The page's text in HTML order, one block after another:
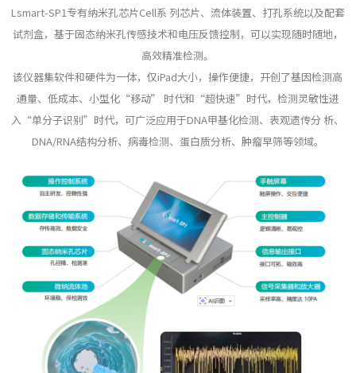
Lsmart-SP1专有纳米孔芯片Cell系 列芯片、流体装置、打孔系统以及配套
试剂盒，基于固态纳米孔传感技术和电压反馈控制，可以实现随时随地，
高效精准检测。
该仪器集软件和硬件为一体，仅iPad大小，操作便捷，开创了基因检测高
通量、低成本、小型化“移动” 时代和“超快速”时代，检测灵敏性进
入“单分子识别”时代，可广泛应用于DNA甲基化检测、表观遗传分 析、
DNA/RNA结构分析、病毒检测、蛋白质分析、肿瘤早筛等领域。